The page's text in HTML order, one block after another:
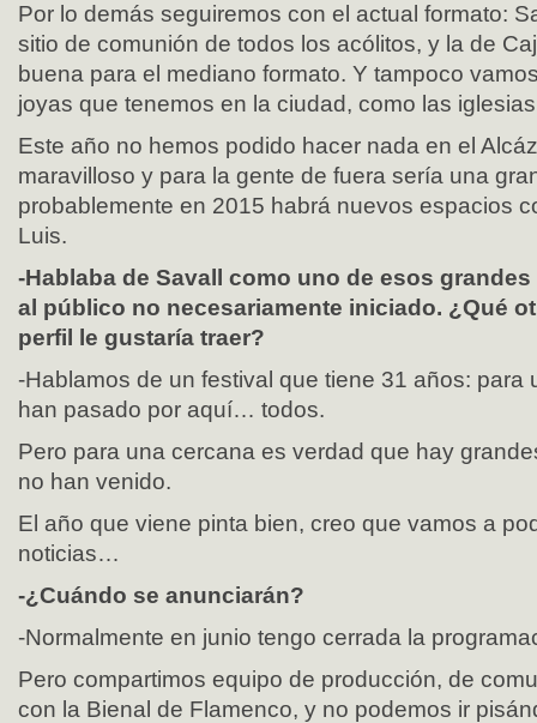
Por lo demás seguiremos con el actual formato:
sitio de comunión de todos los acólitos, y la de
buena para el mediano formato. Y tampoco
joyas que tenemos en la ciudad, como las
Este año no hemos podido hacer nada en el
maravilloso y para la gente de fuera sería una
probablemente en 2015 habrá nuevos espacios
Luis.
-Hablaba de Savall como uno de esos
al público no necesariamente iniciado. ¿Qué
perfil le gustaría traer?
-Hablamos de un festival que tiene 31 años: para
han pasado por aquí… todos.
Pero para una cercana es verdad que hay
no han venido.
El año que viene pinta bien, creo que vamos a
noticias…
-¿Cuándo se anunciarán?
-Normalmente en junio tengo cerrada la
Pero compartimos equipo de producción, de
con la Bienal de Flamenco, y no podemos ir